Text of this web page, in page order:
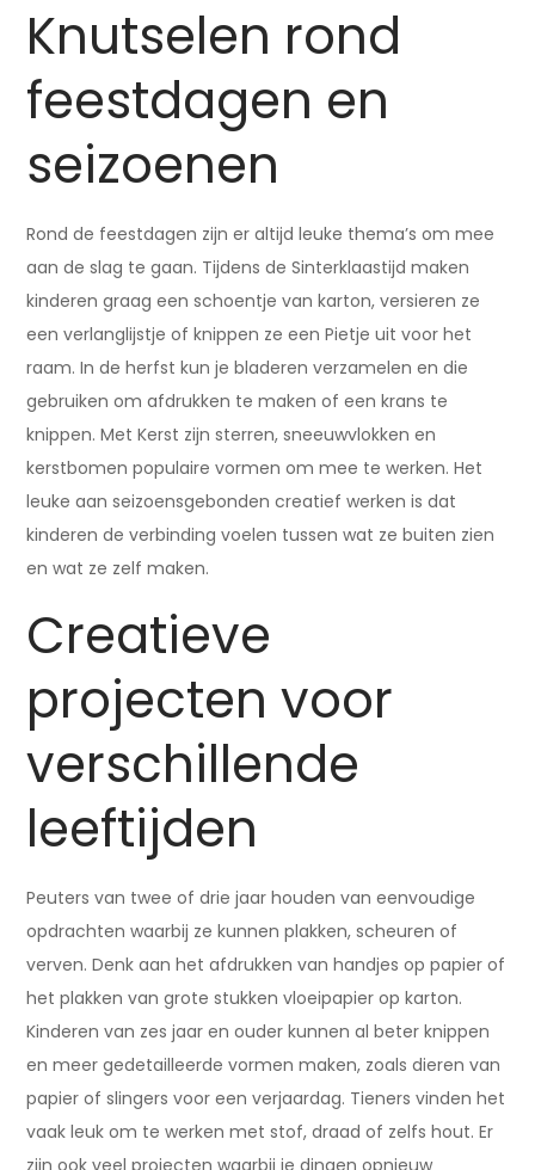
Knutselen rond
feestdagen en
seizoenen
Rond de feestdagen zijn er altijd leuke thema’s om mee
aan de slag te gaan. Tijdens de Sinterklaastijd maken
kinderen graag een schoentje van karton, versieren ze
een verlanglijstje of knippen ze een Pietje uit voor het
raam. In de herfst kun je bladeren verzamelen en die
gebruiken om afdrukken te maken of een krans te
knippen. Met Kerst zijn sterren, sneeuwvlokken en
kerstbomen populaire vormen om mee te werken. Het
leuke aan seizoensgebonden creatief werken is dat
kinderen de verbinding voelen tussen wat ze buiten zien
en wat ze zelf maken.
Creatieve
projecten voor
verschillende
leeftijden
Peuters van twee of drie jaar houden van eenvoudige
opdrachten waarbij ze kunnen plakken, scheuren of
verven. Denk aan het afdrukken van handjes op papier of
het plakken van grote stukken vloeipapier op karton.
Kinderen van zes jaar en ouder kunnen al beter knippen
en meer gedetailleerde vormen maken, zoals dieren van
papier of slingers voor een verjaardag. Tieners vinden het
vaak leuk om te werken met stof, draad of zelfs hout. Er
zijn ook veel projecten waarbij je dingen opnieuw